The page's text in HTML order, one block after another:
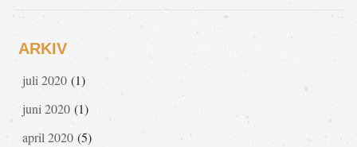
ARKIV
juli 2020(1)
juni 2020(1)
april 2020(5)